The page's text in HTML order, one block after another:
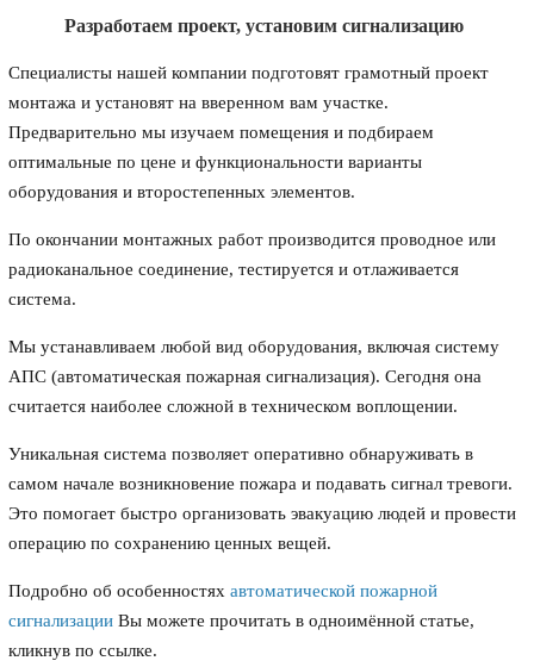
Разработаем проект, установим сигнализацию
Специалисты нашей компании подготовят грамотный проект
монтажа и установят на вверенном вам участке.
Предварительно мы изучаем помещения и подбираем
оптимальные по цене и функциональности варианты
оборудования и второстепенных элементов.
По окончании монтажных работ производится проводное или
радиоканальное соединение, тестируется и отлаживается
система.
Мы устанавливаем любой вид оборудования, включая систему
АПС (автоматическая пожарная сигнализация). Сегодня она
считается наиболее сложной в техническом воплощении.
Уникальная система позволяет оперативно обнаруживать в
самом начале возникновение пожара и подавать сигнал тревоги.
Это помогает быстро организовать эвакуацию людей и провести
операцию по сохранению ценных вещей.
Подробно об особенностяхавтоматической пожарной
сигнализации Вы можете прочитать в одноимённой статье,
кликнув по ссылке.